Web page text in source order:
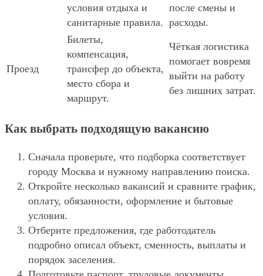
условия отдыха и
санитарные правила.
после смены и
расходы.
Проезд
Билеты,
компенсация,
трансфер до объекта,
место сбора и
маршрут.
Чёткая логистика
помогает вовремя
выйти на работу
без лишних затрат.
Как выбрать подходящую вакансию
Сначала проверьте, что подборка соответствует
городу Москва и нужному направлению поиска.
Откройте несколько вакансий и сравните график,
оплату, обязанности, оформление и бытовые
условия.
Отберите предложения, где работодатель
подробно описал объект, сменность, выплаты и
порядок заселения.